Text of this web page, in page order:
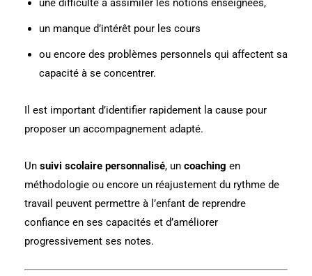
une difficulté à assimiler les notions enseignées,
un manque d’intérêt pour les cours
ou encore des problèmes personnels qui affectent sa
capacité à se concentrer.
Il est important d’identifier rapidement la cause pour
proposer un accompagnement adapté.
Un suivi scolaire personnalisé, un coaching en
méthodologie ou encore un réajustement du rythme de
travail peuvent permettre à l’enfant de reprendre
confiance en ses capacités et d’améliorer
progressivement ses notes.